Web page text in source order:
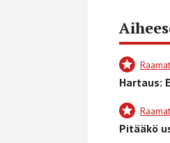
Hartaus:
Pitääkö